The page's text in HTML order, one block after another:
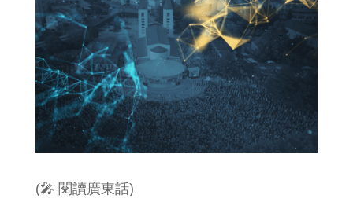
(🎤 閱讀廣東話)